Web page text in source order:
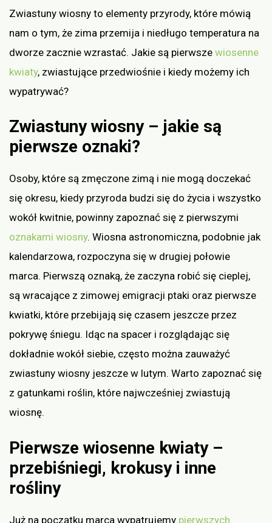
Zwiastuny wiosny to elementy przyrody, które mówią
nam o tym, że zima przemija i niedługo temperatura na
dworze zacznie wzrastać. Jakie są pierwsze wiosenne
kwiaty, zwiastujące przedwiośnie i kiedy możemy ich
wypatrywać?
Zwiastuny wiosny – jakie są
pierwsze oznaki?
Osoby, które są zmęczone zimą i nie mogą doczekać
się okresu, kiedy przyroda budzi się do życia i wszystko
wokół kwitnie, powinny zapoznać się z pierwszymi
oznakami wiosny. Wiosna astronomiczna, podobnie jak
kalendarzowa, rozpoczyna się w drugiej połowie
marca. Pierwszą oznaką, że zaczyna robić się cieplej,
są wracające z zimowej emigracji ptaki oraz pierwsze
kwiatki, które przebijają się czasem jeszcze przez
pokrywę śniegu. Idąc na spacer i rozglądając się
dokładnie wokół siebie, często można zauważyć
zwiastuny wiosny jeszcze w lutym. Warto zapoznać się
z gatunkami roślin, które najwcześniej zwiastują
wiosnę.
Pierwsze wiosenne kwiaty –
przebiśniegi, krokusy i inne
rośliny
Już na początku marca wypatrujemy pierwszych